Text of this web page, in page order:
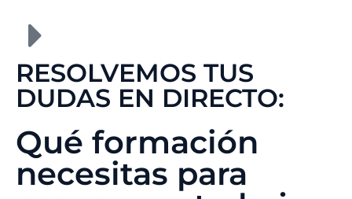
RESOLVEMOS TUS
DUDAS EN DIRECTO:
Qué formación
necesitas para